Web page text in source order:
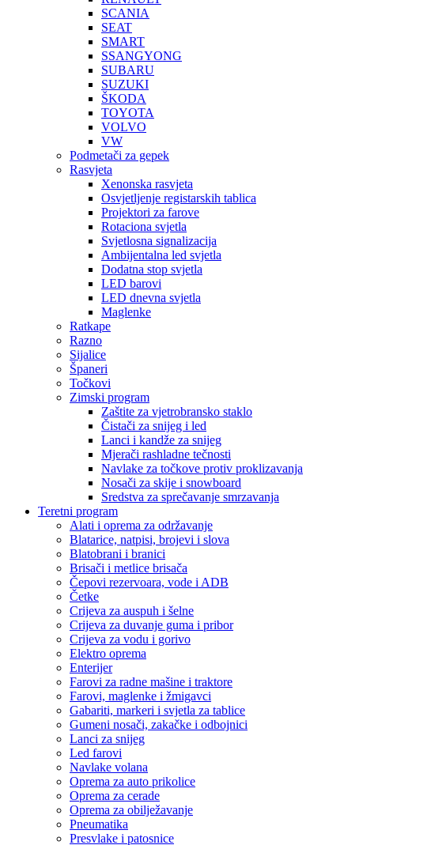
SCANIA
SEAT
SMART
SSANGYONG
SUBARU
SUZUKI
ŠKODA
TOYOTA
VOLVO
VW
Podmetači za gepek
Rasvjeta
Xenonska rasvjeta
Osvjetljenje registarskih tablica
Projektori za farove
Rotaciona svjetla
Svjetlosna signalizacija
Ambijentalna led svjetla
Dodatna stop svjetla
LED barovi
LED dnevna svjetla
Maglenke
Ratkape
Razno
Sijalice
Španeri
Točkovi
Zimski program
Zaštite za vjetrobransko staklo
Čistači za snijeg i led
Lanci i kandže za snijeg
Mjerači rashladne tečnosti
Navlake za točkove protiv proklizavanja
Nosači za skije i snowboard
Sredstva za sprečavanje smrzavanja
Teretni program
Alati i oprema za održavanje
Blatarice, natpisi, brojevi i slova
Blatobrani i branici
Brisači i metlice brisača
Čepovi rezervoara, vode i ADB
Četke
Crijeva za auspuh i šelne
Crijeva za duvanje guma i pribor
Crijeva za vodu i gorivo
Elektro oprema
Enterijer
Farovi za radne mašine i traktore
Farovi, maglenke i žmigavci
Gabariti, markeri i svjetla za tablice
Gumeni nosači, zakačke i odbojnici
Lanci za snijeg
Led farovi
Navlake volana
Oprema za auto prikolice
Oprema za cerade
Oprema za obilježavanje
Pneumatika
Presvlake i patosnice